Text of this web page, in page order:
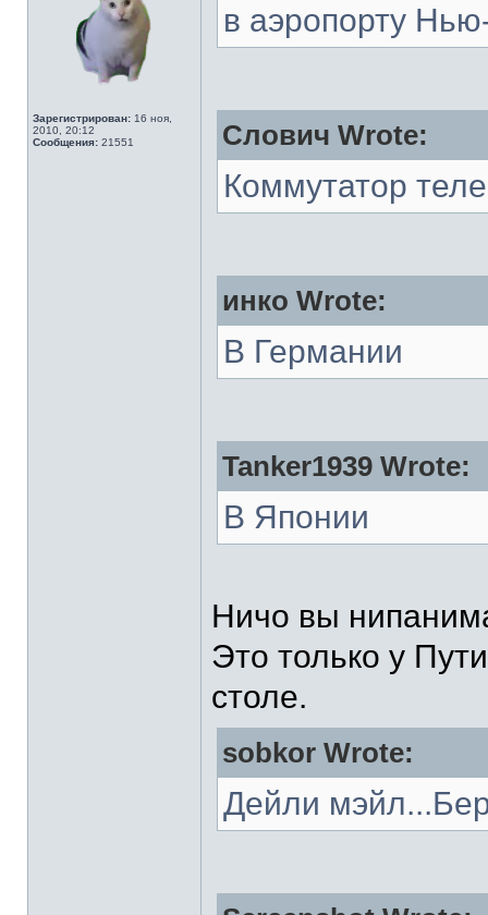
Зарегистрирован: 16 ноя,
2010, 20:12
Сообщения: 21551
в аэропорту
Слович Wrote:
Коммутатор
инко Wrote:
В Германии
Tanker1939 Wrote:
В Японии
Ничо вы
Это только у
столе.
sobkor Wrote:
Дейли